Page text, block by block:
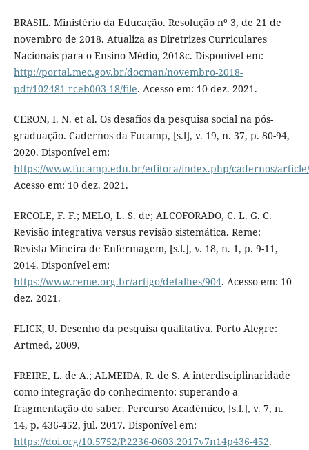
BRASIL. Ministério da Educação. Resolução nº 3, de 21 de
novembro de 2018. Atualiza as Diretrizes Curriculares
Nacionais para o Ensino Médio, 2018c. Disponível em:
http://portal.mec.gov.br/docman/novembro-2018-
pdf/102481-rceb003-18/file. Acesso em: 10 dez. 2021.
CERON, I. N. et al. Os desafios da pesquisa social na pós-
graduação. Cadernos da Fucamp, [s.l], v. 19, n. 37, p. 80-94,
2020. Disponível em:
https://www.fucamp.edu.br/editora/index.php/cadernos/
Acesso em: 10 dez. 2021.
ERCOLE, F. F.; MELO, L. S. de; ALCOFORADO, C. L. G. C.
Revisão integrativa versus revisão sistemática. Reme:
Revista Mineira de Enfermagem, [s.l.], v. 18, n. 1, p. 9-11,
2014. Disponível em:
https://www.reme.org.br/artigo/detalhes/904. Acesso em: 10
dez. 2021.
FLICK, U. Desenho da pesquisa qualitativa. Porto Alegre:
Artmed, 2009.
FREIRE, L. de A.; ALMEIDA, R. de S. A interdisciplinaridade
como integração do conhecimento: superando a
fragmentação do saber. Percurso Acadêmico, [s.l.], v. 7, n.
14, p. 436-452, jul. 2017. Disponível em:
https://doi.org/10.5752/P.2236-0603.2017v7n14p436-452.